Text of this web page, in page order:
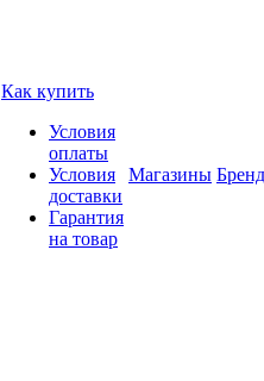
Как купить
Условия
оплаты
Условия
доставки
Гарантия
на товар
Магазины